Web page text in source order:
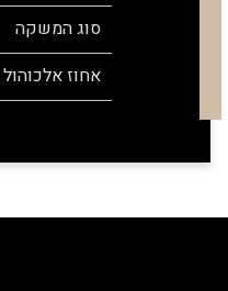
סוג המשקה
אחוז אלכוהול